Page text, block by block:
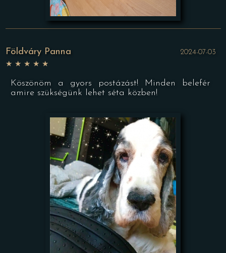
2024-07-03
Földváry Panna
★
★
★
★
★
Köszönöm a gyors postázást! Minden belefér
amire szükségünk lehet séta közben!